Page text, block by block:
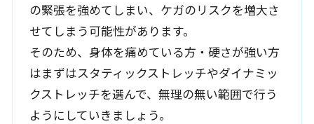
の緊張を強めてしまい、ケガのリスクを増大さ
せてしまう可能性があります。
そのため、身体を痛めている方・硬さが強い方
はまずはスタティックストレッチやダイナミッ
クストレッチを選んで、無理の無い範囲で行う
ようにしていきましょう。